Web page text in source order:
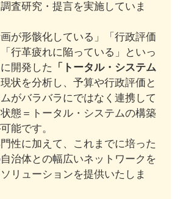
査研究・提言を実施していま
が形骸化している」「行政評価
行革疲れに陥っている」といっ
開発した
「トータル・システム
状を分析し、予算や行政評価と
がバラバラにではなく連携して
態＝トータル・システムの構築
能です。
性に加えて、これまでに培った
治体との幅広いネットワークを
リューションを提供いたしま